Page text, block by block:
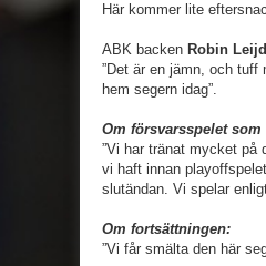
Här kommer lite
ABK backen Robin Leijd
”Det är en jämn, och
hem segern idag”.
Om försvarsspelet
”Vi har tränat mycket på
vi haft innan
slutändan. Vi spelar
Om fortsättningen:
”Vi får smälta den här